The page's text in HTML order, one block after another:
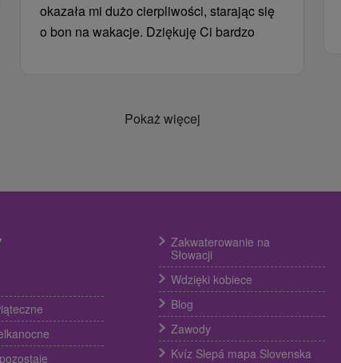
okazała mi dużo cierpliwości, starając się
o bon na wakacje. Dziękuję Ci bardzo
Pokaż więcej
Zakwaterowanie na
Słowacji
Wdzięki kobiece
Blog
Zawody
Kvíz Slepá mapa Slovenska